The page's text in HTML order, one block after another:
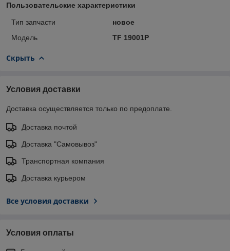
Пользовательские характеристики
Тип запчасти
новое
Модель
TF 19001P
Скрыть
Условия доставки
Доставка осуществляется только по предоплате.
Доставка почтой
Доставка "Самовывоз"
Транспортная компания
Доставка курьером
Все условия доставки
Условия оплаты